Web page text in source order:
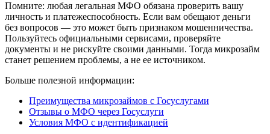
Помните: любая легальная МФО обязана проверить вашу
личность и платежеспособность. Если вам обещают деньги
без вопросов — это может быть признаком мошенничества.
Пользуйтесь официальными сервисами, проверяйте
документы и не рискуйте своими данными. Тогда микрозайм
станет решением проблемы, а не ее источником.
Больше полезной информации:
Преимущества микрозаймов с Госуслугами
Отзывы о МФО через Госуслуги
Условия МФО с идентификацией